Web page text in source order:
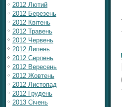
2012 Лютий
2012 Березень
2012 Квітень
2012 Травень
2012 Червень
2012 Липень
2012 Серпень
2012 Вересень
2012 Жовтень
2012 Листопад
2012 Грудень
2013 Січень